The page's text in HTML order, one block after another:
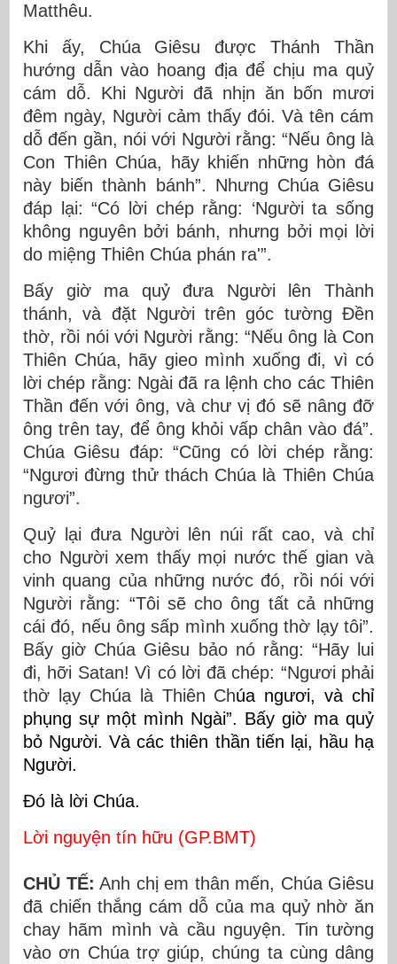
Matthêu.
Khi ấy, Chúa Giêsu được Thánh Thần
hướng dẫn vào hoang địa để chịu ma quỷ
cám dỗ. Khi Người đã nhịn ăn bốn mươi
đêm ngày, Người cảm thấy đói. Và tên cám
dỗ đến gần, nói với Người rằng: “Nếu ông là
Con Thiên Chúa, hãy khiến những hòn đá
này biến thành bánh”. Nhưng Chúa Giêsu
đáp lại: “Có lời chép rằng: ‘Người ta sống
không nguyên bởi bánh, nhưng bởi mọi lời
do miệng Thiên Chúa phán ra'”.
Bấy giờ ma quỷ đưa Người lên Thành
thánh, và đặt Người trên góc tường Ðền
thờ, rồi nói với Người rằng: “Nếu ông là Con
Thiên Chúa, hãy gieo mình xuống đi, vì có
lời chép rằng: Ngài đã ra lệnh cho các Thiên
Thần đến với ông, và chư vị đó sẽ nâng đỡ
ông trên tay, để ông khỏi vấp chân vào đá”.
Chúa Giêsu đáp: “Cũng có lời chép rằng:
“Ngươi đừng thử thách Chúa là Thiên Chúa
ngươi”.
Quỷ lại đưa Người lên núi rất cao, và chỉ
cho Người xem thấy mọi nước thế gian và
vinh quang của những nước đó, rồi nói với
Người rằng: “Tôi sẽ cho ông tất cả những
cái đó, nếu ông sấp mình xuống thờ lạy tôi”.
Bấy giờ Chúa Giêsu bảo nó rằng: “Hãy lui
đi, hỡi Satan! Vì có lời đã chép: “Ngươi phải
thờ lạy Chúa là Thiên Chúa ngươi, và chỉ
phụng sự một mình Ngài”. Bấy giờ ma quỷ
bỏ Người. Và các thiên thần tiến lại, hầu hạ
Người.
Ðó là lời Chúa.
Lời nguyện tín hữu (GP.BMT)
CHỦ TẾ: Anh chị em thân mến, Chúa Giêsu
đã chiến thắng cám dỗ của ma quỷ nhờ ăn
chay hãm mình và cầu nguyện. Tin tường
vào ơn Chúa trợ giúp, chúng ta cùng dâng